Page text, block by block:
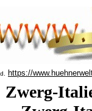
https://
Zwerg-